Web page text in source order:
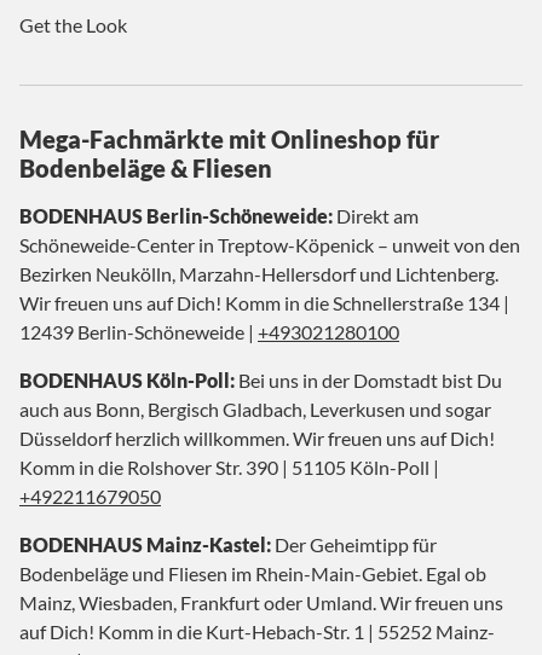
Get the Look
Mega-Fachmärkte mit Onlineshop für
Bodenbeläge & Fliesen
BODENHAUS Berlin-Schöneweide: Direkt am
Schöneweide-Center in Treptow-Köpenick – unweit von den
Bezirken Neukölln, Marzahn-Hellersdorf und Lichtenberg.
Wir freuen uns auf Dich! Komm in die Schnellerstraße 134 |
12439 Berlin-Schöneweide | +493021280100
BODENHAUS Köln-Poll: Bei uns in der Domstadt bist Du
auch aus Bonn, Bergisch Gladbach, Leverkusen und sogar
Düsseldorf herzlich willkommen. Wir freuen uns auf Dich!
Komm in die Rolshover Str. 390 | 51105 Köln-Poll |
+492211679050
BODENHAUS Mainz-Kastel: Der Geheimtipp für
Bodenbeläge und Fliesen im Rhein-Main-Gebiet. Egal ob
Mainz, Wiesbaden, Frankfurt oder Umland. Wir freuen uns
auf Dich! Komm in die Kurt-Hebach-Str. 1 | 55252 Mainz-